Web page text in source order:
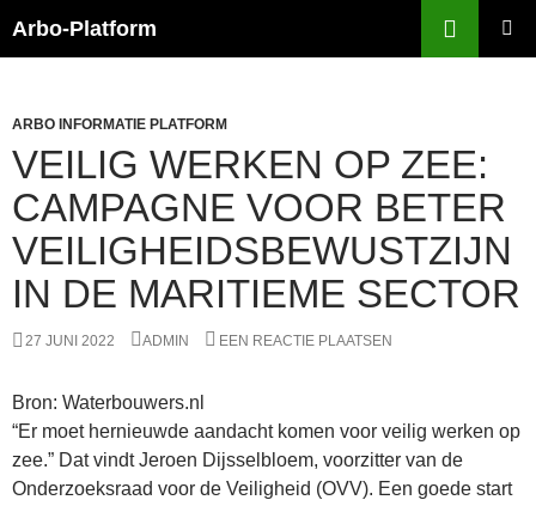
naar
Arbo-Platform
ARBO INFORMATIE PLATFORM
VEILIG WERKEN OP ZEE:
CAMPAGNE VOOR BETER
VEILIGHEIDSBEWUSTZIJN
IN DE MARITIEME SECTOR
27 JUNI 2022 ADMIN EEN REACTIE PLAATSEN
Bron: Waterbouwers.nl
“Er moet hernieuwde aandacht komen voor veilig werken op
zee.” Dat vindt Jeroen Dijsselbloem, voorzitter van de
Onderzoeksraad voor de Veiligheid (OVV). Een goede start